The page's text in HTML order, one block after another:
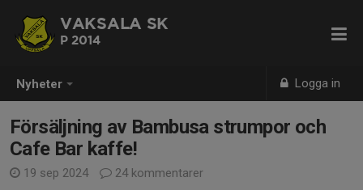
Nyheter Logga in
VAKSALA SK
P 2014
Försäljning av Bambusa strumpor och
Cafe Bar kaffe!
19 sep 2024
24 kommentarer